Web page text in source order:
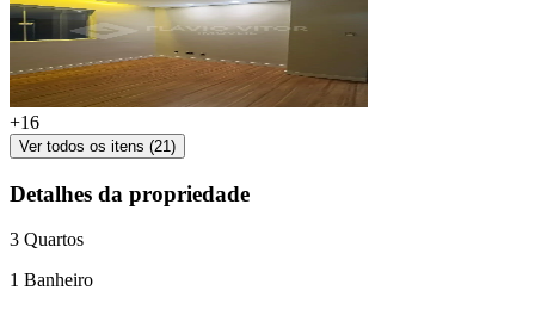
+16
Ver todos os itens (21 )
Detalhes da propriedade
3 Quartos
1 Banheiro